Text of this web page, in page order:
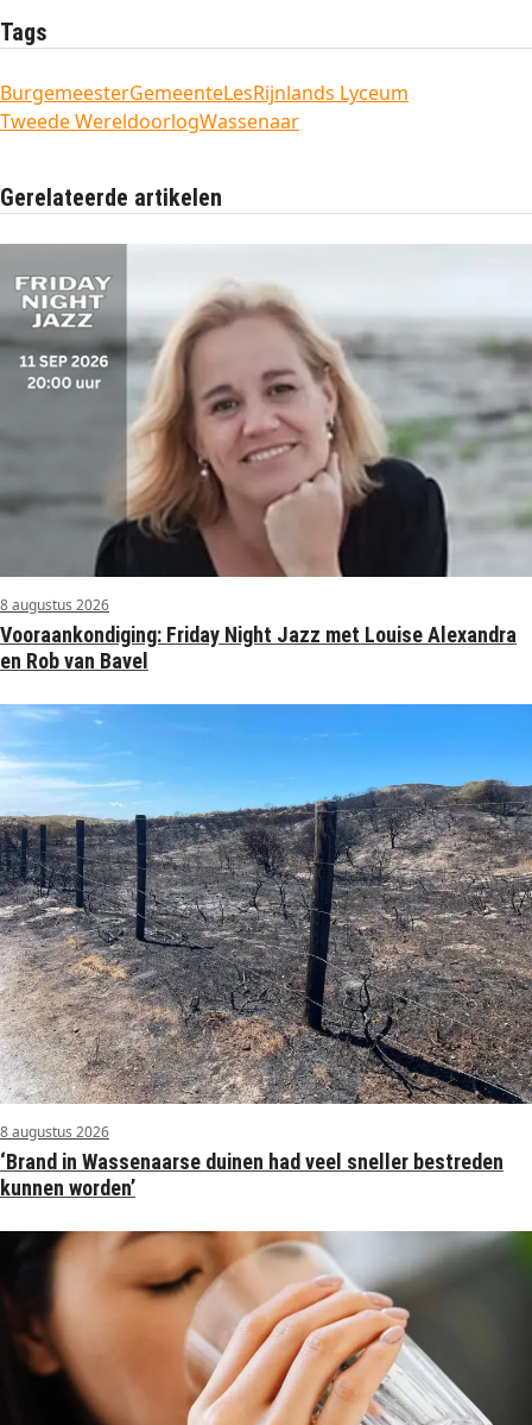
Tags
BurgemeesterGemeenteLesRijnlands Lyceum
Tweede WereldoorlogWassenaar
Gerelateerde artikelen
8 augustus 2026
Vooraankondiging: Friday Night Jazz met Louise Alexandra
en Rob van Bavel
8 augustus 2026
‘Brand in Wassenaarse duinen had veel sneller bestreden
kunnen worden’